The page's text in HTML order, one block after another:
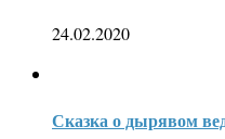
24.02.2020
Сказка о дырявом